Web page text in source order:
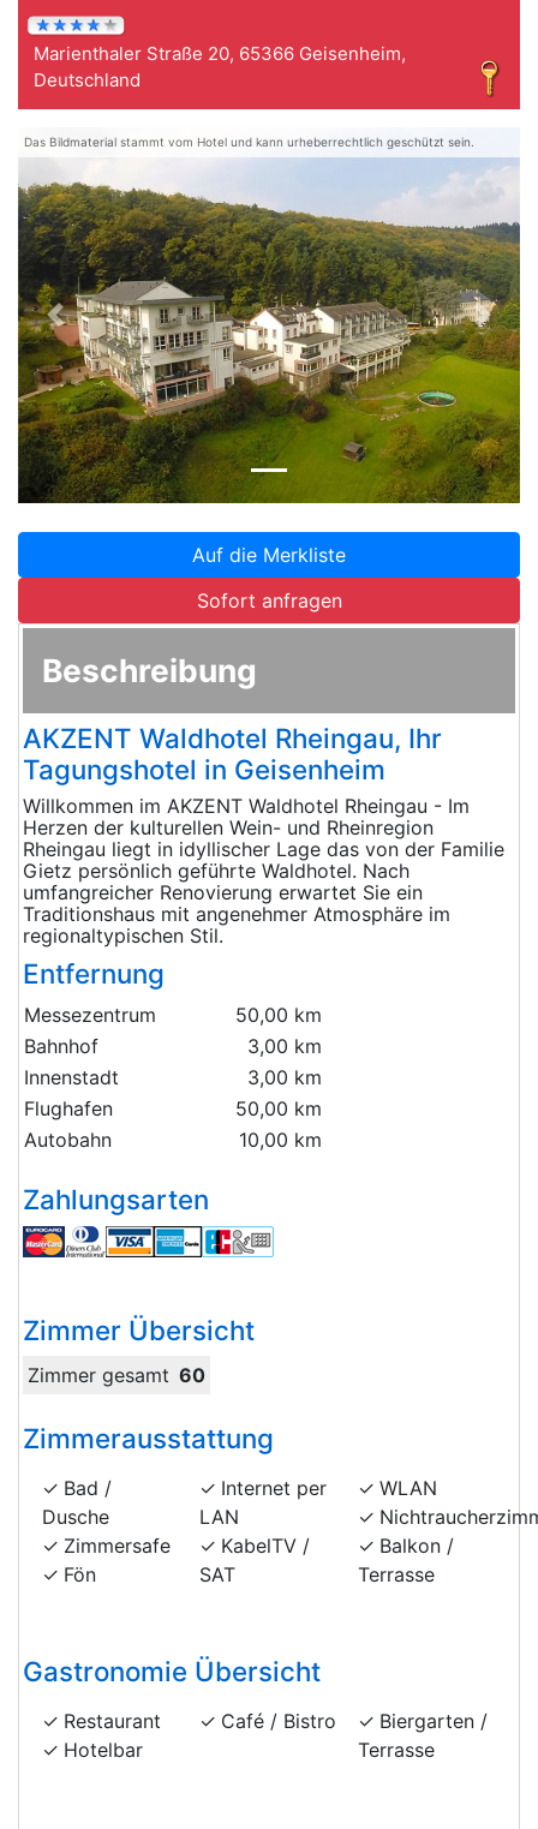
Marienthaler Straße 20, 65366 Geisenheim,
Deutschland
Das Bildmaterial stammt vom Hotel und kann urheberrechtlich geschützt sein.
Zurück
Auf die Merkliste
Sofort anfragen
Beschreibung
AKZENT Waldhotel Rheingau, Ihr
Tagungshotel in Geisenheim
Willkommen im AKZENT Waldhotel Rheingau - Im
Herzen der kulturellen Wein- und Rheinregion
Rheingau liegt in idyllischer Lage das von der Familie
Gietz persönlich geführte Waldhotel. Nach
umfangreicher Renovierung erwartet Sie ein
Traditionshaus mit angenehmer Atmosphäre im
regionaltypischen Stil.
Entfernung
Messezentrum
50,00 km
Bahnhof
3,00 km
Innenstadt
3,00 km
Flughafen
50,00 km
Autobahn
10,00 km
Zahlungsarten
Zimmer Übersicht
Zimmer gesamt 60
Zimmerausstattung
Bad /
Dusche
Zimmersafe
Fön
Internet per
LAN
KabelTV /
SAT
WLAN
Balkon /
Terrasse
Gastronomie Übersicht
Restaurant
Hotelbar
Café / Bistro
Biergarten /
Terrasse